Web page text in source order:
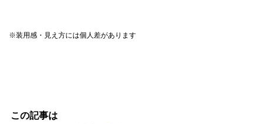
※装用感・見え方には個人差があります
この記事は